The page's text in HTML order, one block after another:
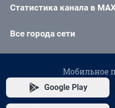
Статистика канала в
Все города сети
Мобильное
Google Play